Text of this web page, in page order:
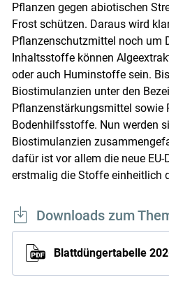
Pflanzen gegen abiotischen
Frost schützen. Daraus wird
Pflanzenschutzmittel noch um
Inhaltsstoffe können
oder auch Huminstoffe sein.
Biostimulanzien unter den
Pflanzenstärkungsmittel
Bodenhilfsstoffe. Nun werden
Biostimulanzien
dafür ist vor allem die neue
erstmalig die Stoffe einheitlich
Downloads zum
Blattdüngertabelle